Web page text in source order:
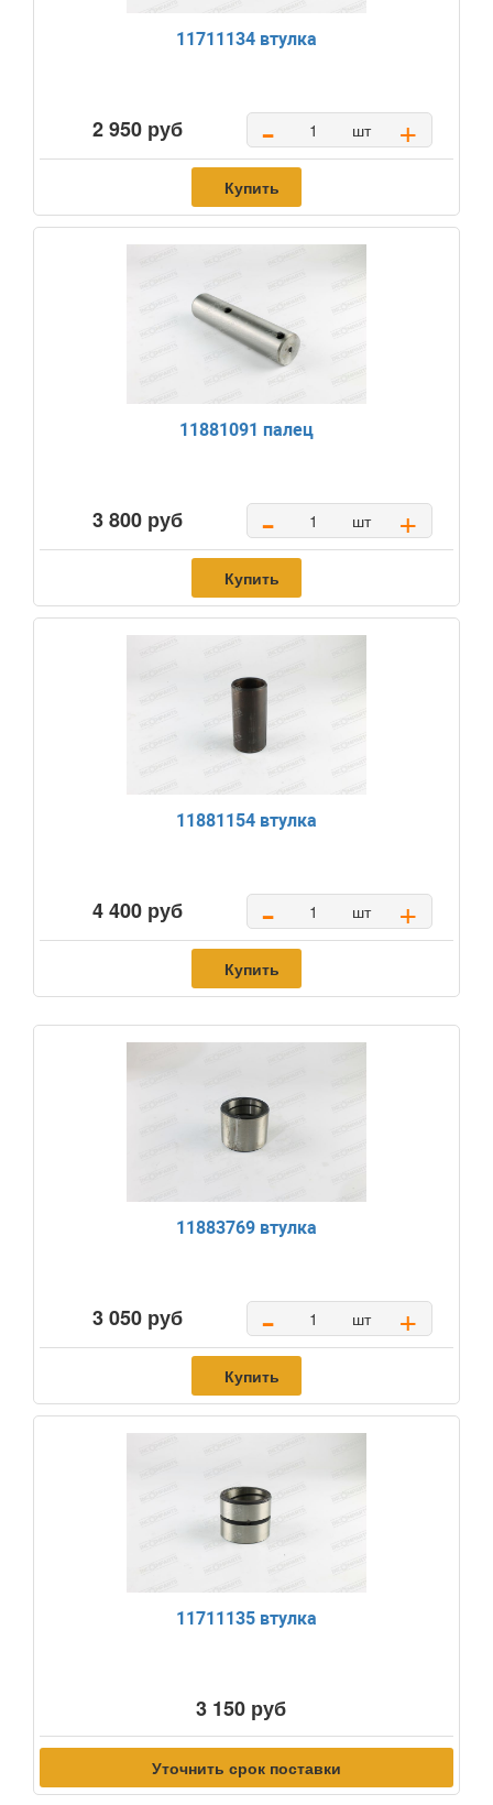
11711134 втулка
2 950 руб - шт +
Купить
11881091 палец
3 800 руб - шт +
Купить
11881154 втулка
4 400 руб - шт +
Купить
11883769 втулка
3 050 руб - шт +
Купить
11711135 втулка
3 150 руб
Уточнить срок поставки